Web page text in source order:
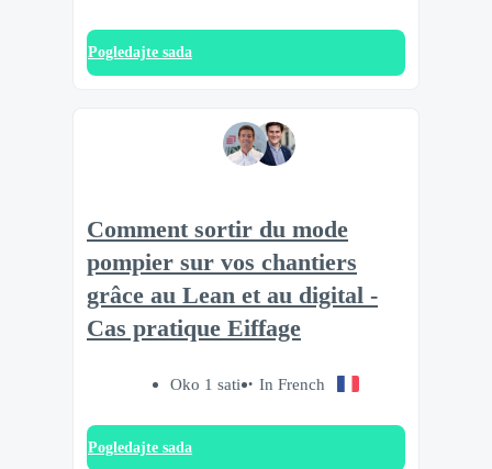
Pogledajte sada
Comment sortir du mode
pompier sur vos chantiers
grâce au Lean et au digital -
Cas pratique Eiffage
Oko 1 sati In French
Pogledajte sada